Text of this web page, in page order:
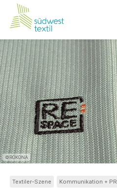
©RÖKONA
Textiler-Szene Kommunikation + PR